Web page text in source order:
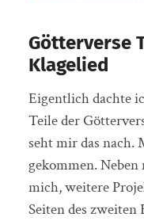
Götterverse
Klagelied
Eigentlich dachte
Teile der
seht mir das nach.
gekommen.
mich, weitere
Seiten des zweiten